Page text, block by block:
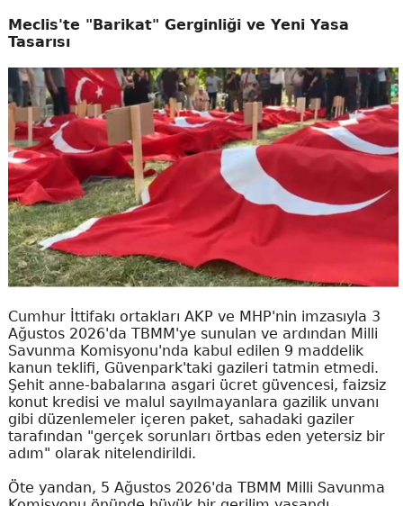
Meclis'te "Barikat" Gerginliği ve Yeni Yasa
Tasarısı
Cumhur İttifakı ortakları AKP ve MHP'nin imzasıyla 3
Ağustos 2026'da TBMM'ye sunulan ve ardından Milli
Savunma Komisyonu'nda kabul edilen 9 maddelik
kanun teklifi, Güvenpark'taki gazileri tatmin etmedi.
Şehit anne-babalarına asgari ücret güvencesi, faizsiz
konut kredisi ve malul sayılmayanlara gazilik unvanı
gibi düzenlemeler içeren paket, sahadaki gaziler
tarafından "gerçek sorunları örtbas eden yetersiz bir
adım" olarak nitelendirildi.
Öte yandan, 5 Ağustos 2026'da TBMM Milli Savunma